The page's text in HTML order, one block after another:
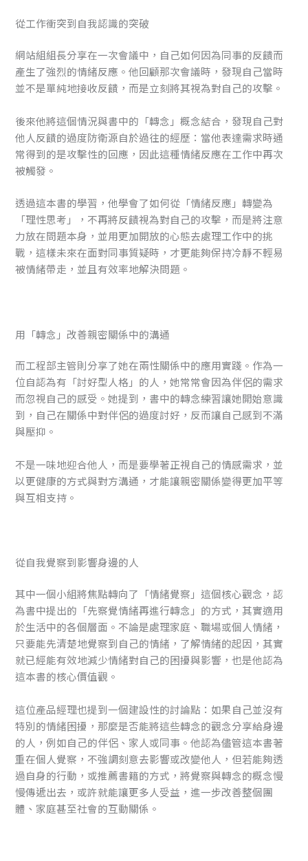
從工作衝突到自我認識的突破
網站組組長分享在一次會議中，自己如何因為同事的反饋而
產生了強烈的情緒反應。他回顧那次會議時，發現自己當時
並不是單純地接收反饋，而是立刻將其視為對自己的攻擊。
後來他將這個情況與書中的「轉念」概念結合，發現自己對
他人反饋的過度防衛源自於過往的經歷：當他表達需求時通
常得到的是攻擊性的回應，因此這種情緒反應在工作中再次
被觸發。
透過這本書的學習，他學會了如何從「情緒反應」轉變為
「理性思考」，不再將反饋視為對自己的攻擊，而是將注意
力放在問題本身，並用更加開放的心態去處理工作中的挑
戰，這樣未來在面對同事質疑時，才更能夠保持冷靜不輕易
被情緒帶走，並且有效率地解決問題。
用「轉念」改善親密關係中的溝通
而工程部主管則分享了她在兩性關係中的應用實踐。作為一
位自認為有「討好型人格」的人，她常常會因為伴侶的需求
而忽視自己的感受。她提到，書中的轉念練習讓她開始意識
到，自己在關係中對伴侶的過度討好，反而讓自己感到不滿
與壓抑。
不是一味地迎合他人，而是要學著正視自己的情感需求，並
以更健康的方式與對方溝通，才能讓親密關係變得更加平等
與互相支持。
從自我覺察到影響身邊的人
其中一個小組將焦點轉向了「情緒覺察」這個核心觀念，認
為書中提出的「先察覺情緒再進行轉念」的方式，其實適用
於生活中的各個層面。不論是處理家庭、職場或個人情緒，
只要能先清楚地覺察到自己的情緒，了解情緒的起因，其實
就已經能有效地減少情緒對自己的困擾與影響，也是他認為
這本書的核心價值觀。
這位產品經理也提到一個建設性的討論點：如果自己並沒有
特別的情緒困擾，那麼是否能將這些轉念的觀念分享給身邊
的人，例如自己的伴侶、家人或同事。他認為儘管這本書著
重在個人覺察，不強調刻意去影響或改變他人，但若能夠透
過自身的行動，或推薦書籍的方式，將覺察與轉念的概念慢
慢傳遞出去，或許就能讓更多人受益，進一步改善整個團
體、家庭甚至社會的互動關係。